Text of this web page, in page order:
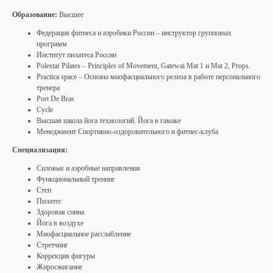
Образование: Высшее
Федерация фитнеса и аэробики России – инструктор групповых
программ
Институт пилатеса России
Polestar Pilates – Principles of Movement, Gatewai Mat 1 и Mat 2, Props.
Practica space – Основы миофасциального релиза в работе персонального
тренера
Port De Bras
Cycle
Высшая школа йога технологий. Йога в гамаке
Менеджмент Спортивно-оздоровительного и фитнес-клуба
Специализация:
Силовые и аэробные направления
Функциональный тренинг
Степ
Пилатес
Здоровая спина
Йога в воздухе
Миофасциальное расслабление
Стретчинг
Коррекция фигуры
Жиросжигание